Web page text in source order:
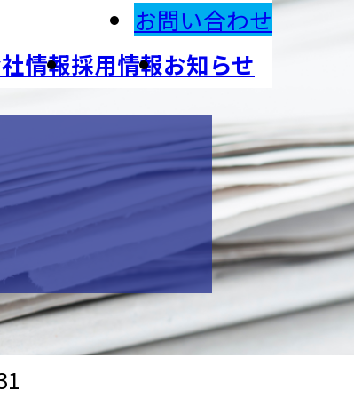
お問い合わせ
情報採用情報お知らせ